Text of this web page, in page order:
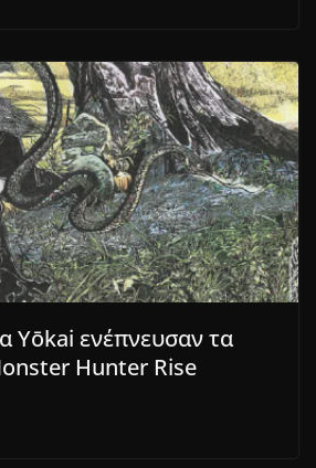
Yōkai ενέπνευσαν τα
Hunter Rise